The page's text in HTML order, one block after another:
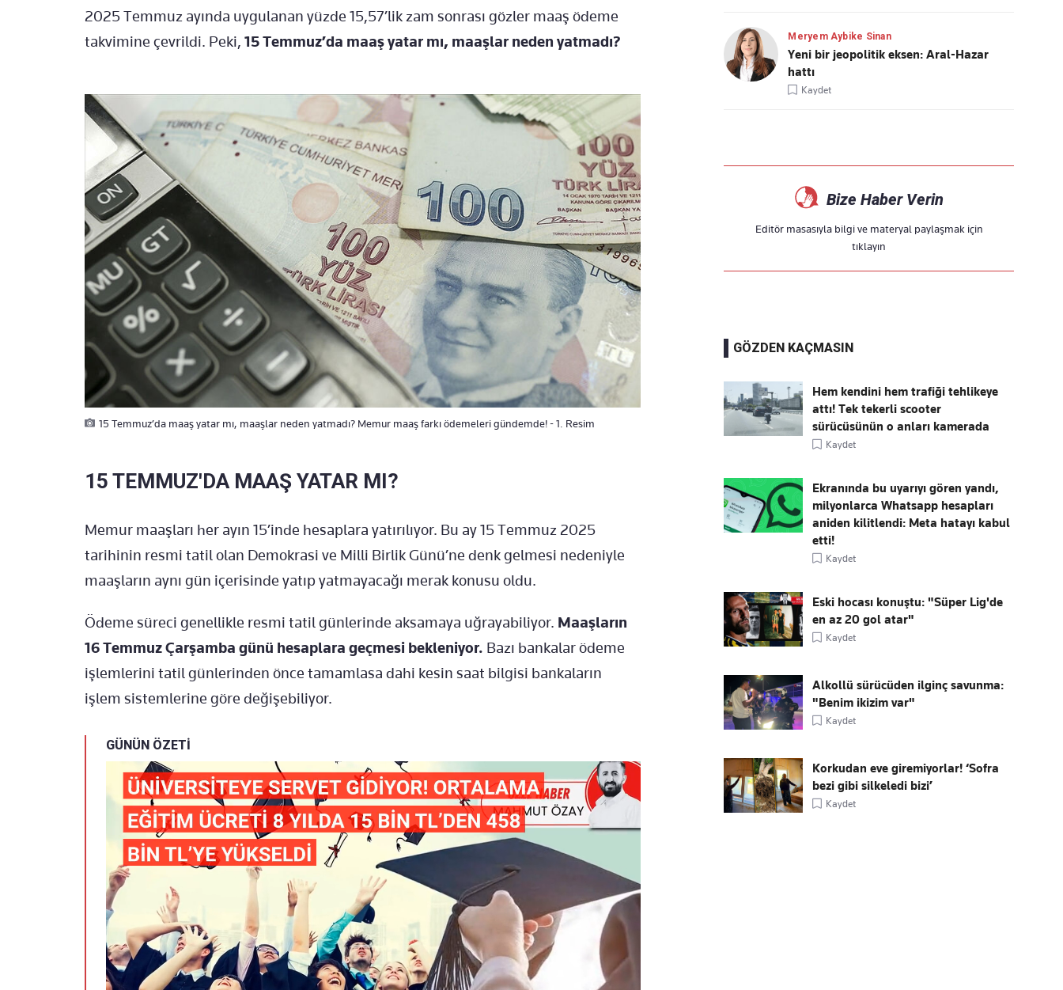
2025 Temmuz ayında uygulanan yüzde 15,57’lik zam sonrası gözler maaş ödeme
takvimine çevrildi. Peki, 15 Temmuz’da maaş yatar mı, maaşlar neden yatmadı?
15 Temmuz’da maaş yatar mı, maaşlar neden yatmadı? Memur maaş farkı ödemeleri gündemde! - 1. Resim
15 TEMMUZ'DA MAAŞ YATAR MI?
Memur maaşları her ayın 15’inde hesaplara yatırılıyor. Bu ay 15 Temmuz 2025
tarihinin resmi tatil olan Demokrasi ve Milli Birlik Günü’ne denk gelmesi nedeniyle
maaşların aynı gün içerisinde yatıp yatmayacağı merak konusu oldu.
Ödeme süreci genellikle resmi tatil günlerinde aksamaya uğrayabiliyor. Maaşların
16 Temmuz Çarşamba günü hesaplara geçmesi bekleniyor. Bazı bankalar ödeme
işlemlerini tatil günlerinden önce tamamlasa dahi kesin saat bilgisi bankaların
işlem sistemlerine göre değişebiliyor.
GÜNÜN ÖZETİ
Meryem Aybike Sinan
Yeni bir jeopolitik eksen: Aral-Hazar
hattı
Kaydet
Bize Haber Verin
Editör masasıyla bilgi ve materyal paylaşmak için
tıklayın
GÖZDEN KAÇMASIN
Hem kendini hem trafiği tehlikeye
attı! Tek tekerli scooter
sürücüsünün o anları kamerada
Kaydet
Ekranında bu uyarıyı gören yandı,
milyonlarca Whatsapp hesapları
aniden kilitlendi: Meta hatayı kabul
etti!
Kaydet
Eski hocası konuştu: "Süper Lig'de
en az 20 gol atar"
Kaydet
Alkollü sürücüden ilginç savunma:
"Benim ikizim var"
Kaydet
Korkudan eve giremiyorlar! ‘Sofra
bezi gibi silkeledi bizi’
Kaydet